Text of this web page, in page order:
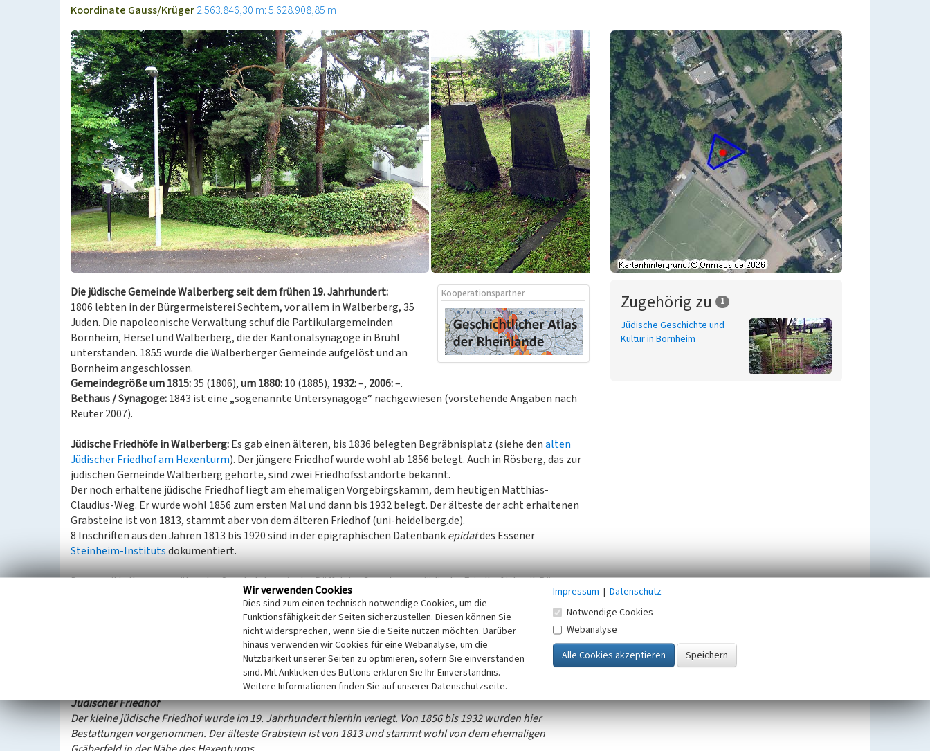
Koordinate Gauss/Krüger2.563.846,30 m: 5.628.908,85 m
Kooperationspartner
Die jüdische Gemeinde Walberberg seit dem frühen 19. Jahrhundert:
1806 lebten in der Bürgermeisterei Sechtem, vor allem in Walberberg, 35
Juden. Die napoleonische Verwaltung schuf die Partikulargemeinden
Bornheim, Hersel und Walberberg, die der Kantonalsynagoge in Brühl
unterstanden. 1855 wurde die Walberberger Gemeinde aufgelöst und an
Bornheim angeschlossen.
Gemeindegröße um 1815:35 (1806),um 1880:10 (1885), 1932:–, 2006:–.
Bethaus / Synagoge:1843 ist eine „sogenannte Untersynagoge“ nachgewiesen (vorstehende Angaben nach
Reuter 2007).
Jüdische Friedhöfe in Walberberg:Es gab einen älteren, bis 1836 belegten Begräbnisplatz (siehe denalten
Jüdischer Friedhof am Hexenturm). Der jüngere Friedhof wurde wohl ab 1856 belegt. Auch in Rösberg, das zur
jüdischen Gemeinde Walberberg gehörte, sind zwei Friedhofsstandorte bekannt.
Der noch erhaltene jüdische Friedhof liegt am ehemaligen Vorgebirgskamm, dem heutigen Matthias-
Claudius-Weg. Er wurde wohl 1856 zum ersten Mal und dann bis 1932 belegt. Der älteste der acht erhaltenen
Grabsteine ist von 1813, stammt aber von dem älteren Friedhof (uni-heidelberg.de).
8 Inschriften aus den Jahren 1813 bis 1920 sind in der epigraphischen Datenbankepidatdes Essener
Steinheim-Institutsdokumentiert.
Der unmittelbar gegenüber des Sportplatzes in der Düffelstraße gelegene jüdische Friedhof ist mit Bäumen
bestanden und von einer Hecke umgeben. Eine kleine eiserne Eingangspforte ist heute ohne wirkliche
Funktion, so dass der sehr gepflegt wirkende Friedhof allgemein zugänglich ist.
Auf dem Begräbnisplatz befinden sich noch insgesamt acht Grabsteine. Hinweisschilder auf den Friedhof
Eine Hinweistafel informiert über die Geschichte des Judenfriedhofs mit dem nachfolgenden Text (Begehung
am 26.07.2013, siehe auch Bild in der Mediengalerie):
Jüdischer Friedhof
Der kleine jüdische Friedhof wurde im 19. Jahrhundert hierhin verlegt. Von 1856 bis 1932 wurden hier
Bestattungen vorgenommen. Der älteste Grabstein ist von 1813 und stammt wohl von dem ehemaligen
Zugehörig zu 1
Jüdische Geschichte und
Kultur in Bornheim
Wir verwenden Cookies
Dies sind zum einen technisch notwendige Cookies, um die
Funktionsfähigkeit der Seiten sicherzustellen. Diesen können Sie
nicht widersprechen, wenn Sie die Seite nutzen möchten. Darüber
hinaus verwenden wir Cookies für eine Webanalyse, um die
Nutzbarkeit unserer Seiten zu optimieren, sofern Sie einverstanden
sind. Mit Anklicken des Buttons erklären Sie Ihr Einverständnis.
Weitere Informationen finden Sie auf unserer Datenschutzseite.
Impressum | Datenschutz
Notwendige Cookies
Webanalyse